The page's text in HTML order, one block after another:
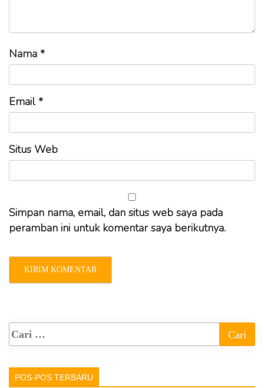
Nama *
Email *
Situs Web
Simpan nama, email, dan situs web saya pada
peramban ini untuk komentar saya berikutnya.
POS-POS TERBARU